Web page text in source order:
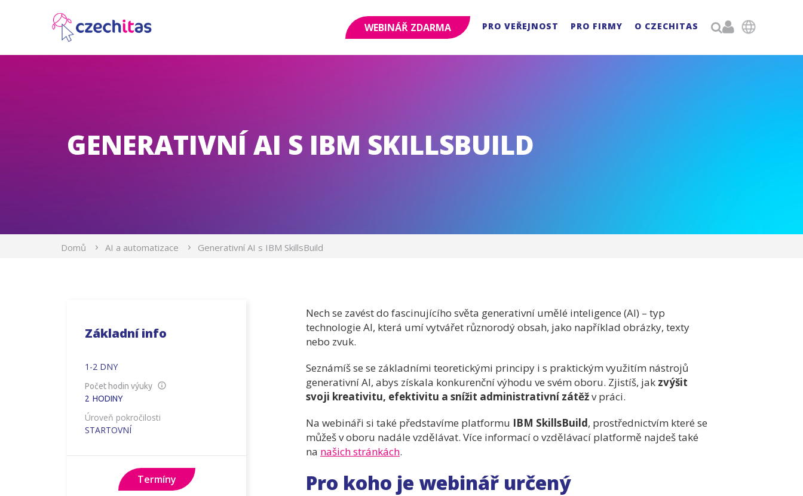
WEBINÁŘ ZDARMA PRO VEŘEJNOST PRO FIRMY O CZECHITAS 
GENERATIVNÍ AI S IBM SKILLSBUILD
Domů › AI a automatizace › Generativní AI s IBM SkillsBuild
Základní info
1-2 DNY
Počet hodin výuky
2 HODINY
Úroveň pokročilosti
STARTOVNÍ
Termíny
Nech se zavést do fascinujícího světa generativní umělé inteligence (AI) – typ
technologie AI, která umí vytvářet různorodý obsah, jako například obrázky, texty
nebo zvuk.
Seznámíš se se základními teoretickými principy i s praktickým využitím nástrojů
generativní AI, abys získala konkurenční výhodu ve svém oboru. Zjistíš, jak zvýšit
svoji kreativitu, efektivitu a snížit administrativní zátěžv práci.
Na webináři si také představíme platformu IBM SkillsBuild, prostřednictvím které se
můžeš v oboru nadále vzdělávat. Více informací o vzdělávací platformě najdeš také
na našich stránkách.
Pro koho je webinář určený